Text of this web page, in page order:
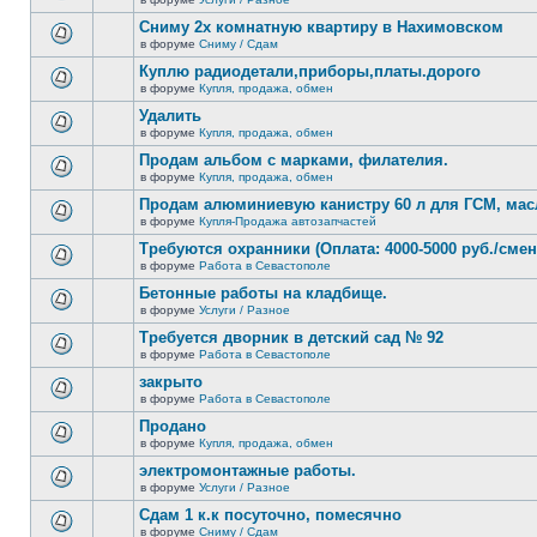
новых
непрочитанных
сообщений.
новых
непрочитанных
сообщений.
новых
непрочитанных
сообщений.
Сниму 2х комнатную квартиру в Нахимовском
в форуме Сниму / Сдам
новых
непрочитанных
сообщений.
Куплю радиодетали,приборы,платы.дорого
в форуме Купля, продажа, обмен
новых
непрочитанных
сообщений.
Удалить
в форуме Купля, продажа, обмен
новых
непрочитанных
сообщений.
Продам альбом с марками, филателия.
в форуме Купля, продажа, обмен
новых
непрочитанных
сообщений.
Продам алюминиевую канистру 60 л для ГСМ,
в форуме Купля-Продажа автозапчастей
новых
непрочитанных
сообщений.
Требуются охранники (Оплата: 4000-5000 руб./
в форуме Работа в Севастополе
новых
непрочитанных
сообщений.
Бетонные работы на кладбище.
в форуме Услуги / Разное
новых
непрочитанных
сообщений.
Требуется дворник в детский сад № 92
в форуме Работа в Севастополе
новых
непрочитанных
сообщений.
закрыто
в форуме Работа в Севастополе
новых
непрочитанных
сообщений.
Продано
в форуме Купля, продажа, обмен
электромонтажные работы.
в форуме Услуги / Разное
Сдам 1 к.к посуточно, помесячно
в форуме Сниму / Сдам